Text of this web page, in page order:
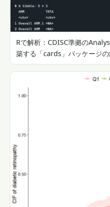
Rで解析：CDISC準拠の
築する「cards」パッケージ